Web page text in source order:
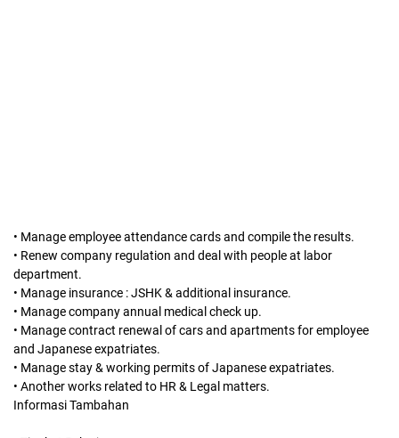
• Manage employee attendance cards and compile the results.
• Renew company regulation and deal with people at labor
department.
• Manage insurance : JSHK & additional insurance.
• Manage company annual medical check up.
• Manage contract renewal of cars and apartments for employee
and Japanese expatriates.
• Manage stay & working permits of Japanese expatriates.
• Another works related to HR & Legal matters.
Informasi Tambahan